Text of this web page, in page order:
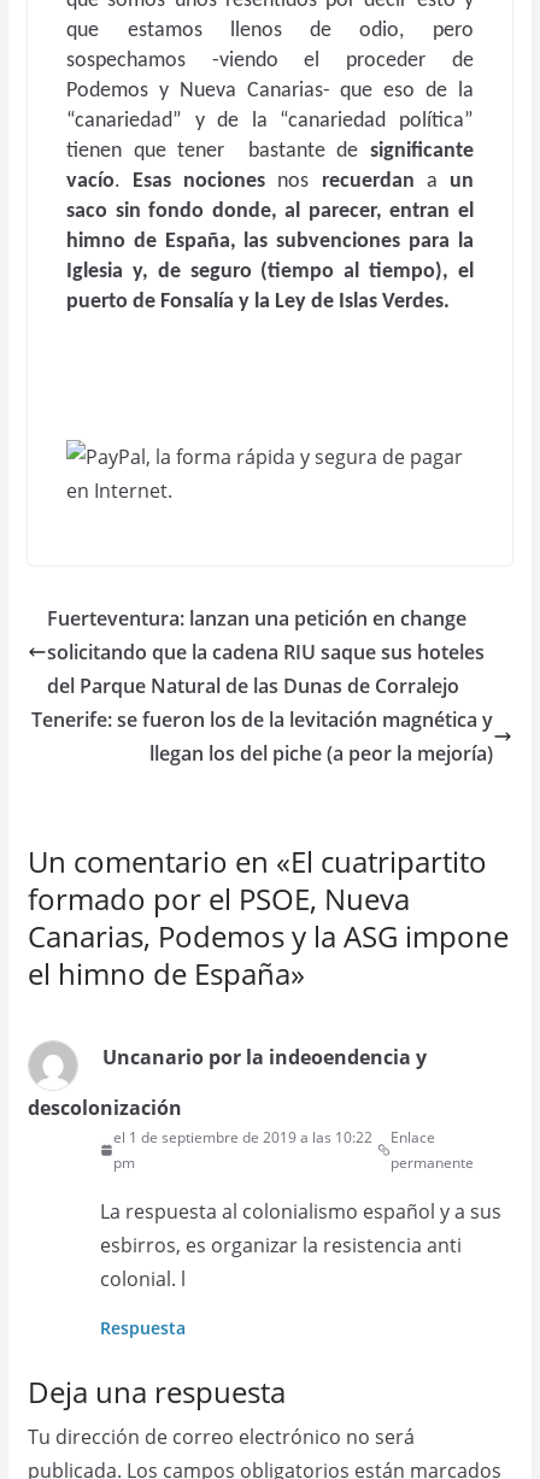
que estamos llenos de odio, pero
sospechamos -viendo el proceder de
Podemos y Nueva Canarias- que eso de la
“canariedad” y de la “canariedad política”
tienen que tener bastante de significante
vacío. Esas nociones nos recuerdan a un
saco sin fondo donde, al parecer, entran el
himno de España, las subvenciones para la
Iglesia y, de seguro (tiempo al tiempo), el
puerto de Fonsalía y la Ley de Islas Verdes.
Fuerteventura: lanzan una petición en change
solicitando que la cadena RIU saque sus hoteles
del Parque Natural de las Dunas de Corralejo
Tenerife: se fueron los de la levitación magnética y
llegan los del piche (a peor la mejoría)
Un comentario en «El cuatripartito
formado por el PSOE, Nueva
Canarias, Podemos y la ASG impone
el himno de España»
Uncanario por la indeoendencia y
descolonización
el 1 de septiembre de 2019 a las 10:22
pm
Enlace
permanente
La respuesta al colonialismo español y a sus
esbirros, es organizar la resistencia anti
colonial. l
Respuesta
Deja una respuesta
Tu dirección de correo electrónico no será
publicada. Los campos obligatorios están marcados